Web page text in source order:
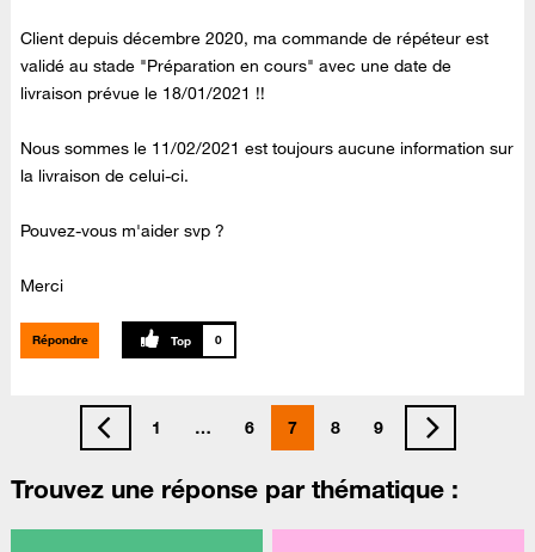
Client depuis décembre 2020, ma commande de répéteur est
validé au stade "Préparation en cours" avec une date de
livraison prévue le 18/01/2021 !!
Nous sommes le 11/02/2021 est toujours aucune information sur
la livraison de celui-ci.
Pouvez-vous m'aider svp ?
Merci
Répondre 0
1 … 6 7 8 9
Trouvez une réponse par thématique :